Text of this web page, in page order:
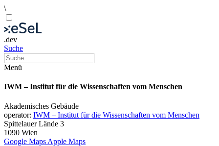
\
.dev
Suche
Menü
IWM – Institut für die Wissenschaften vom Menschen
Akademisches Gebäude
operator: IWM – Institut für die Wissenschaften vom Menschen
Spittelauer Lände 3
1090 Wien
Google Maps Apple Maps